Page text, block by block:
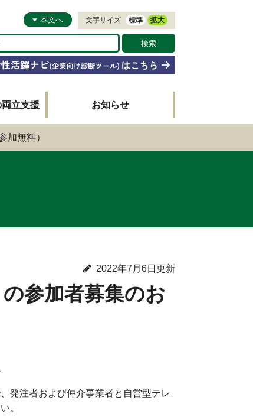
本文へ 文字サイズ 標準 拡大
立支援 お知らせ
加無料）
2022年7月6日更新
参加者募集のお
発注者および仲介事業者と自営型テレ
。